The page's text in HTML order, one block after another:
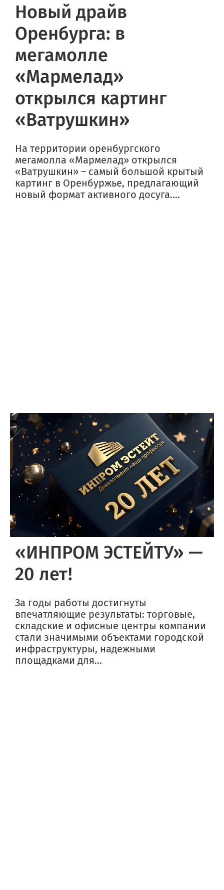
Новый драйв
Оренбурга: в
мегамолле
«Мармелад»
открылся картинг
«Ватрушкин»
На территории оренбургского
мегамолла «Мармелад» открылся
«Ватрушкин» – самый большой крытый
картинг в Оренбуржье, предлагающий
новый формат активного досуга....
«ИНПРОМ ЭСТЕЙТУ» —
20 лет!
За годы работы достигнуты
впечатляющие результаты: торговые,
складские и офисные центры компании
стали значимыми объектами городской
инфраструктуры, надежными
площадками для...